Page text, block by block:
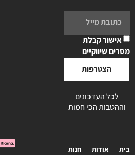
אישור קבלת
מסרים שיווקיים
הצטרפות
לכל העדכונים
וההטבות הכי חמות
בית אודות חנות